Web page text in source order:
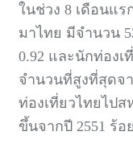
ในช่วง 8 เดือนแ
มาไทย มีจำนวน
0.92 และนักท่อง
จำนวนที่สูงที่สุดจ
ท่องเที่ยวไทยไป
ขึ้นจากปี 2551 ร้อ